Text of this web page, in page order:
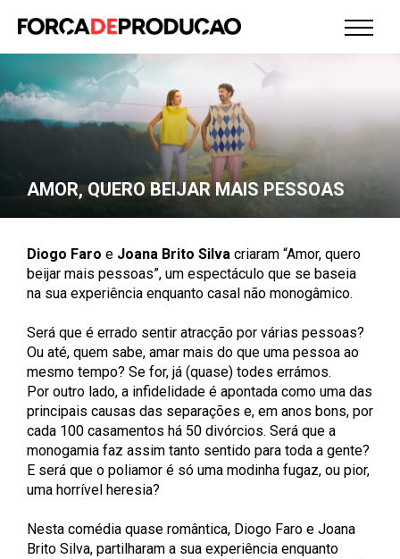
AMOR, QUERO BEIJAR MAIS PESSOAS
Diogo Faro e Joana Brito Silva criaram “Amor, quero
beijar mais pessoas”, um espectáculo que se baseia
na sua experiência enquanto casal não monogâmico.
Será que é errado sentir atracção por várias pessoas?
Ou até, quem sabe, amar mais do que uma pessoa ao
mesmo tempo? Se for, já (quase) todes errámos.
Por outro lado, a infidelidade é apontada como uma das
principais causas das separações e, em anos bons, por
cada 100 casamentos há 50 divórcios. Será que a
monogamia faz assim tanto sentido para toda a gente?
E será que o poliamor é só uma modinha fugaz, ou pior,
uma horrível heresia?
Nesta comédia quase romântica, Diogo Faro e Joana
Brito Silva, partilharam a sua experiência enquanto